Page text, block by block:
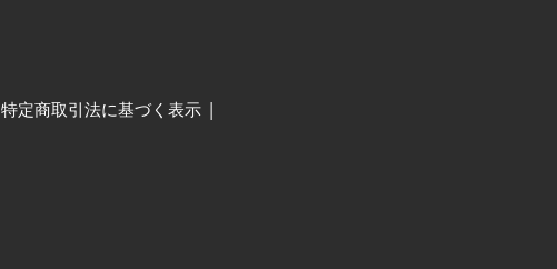
特定商取引法に基づく表示